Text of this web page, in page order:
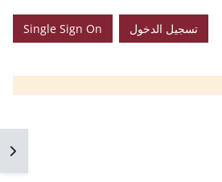
تسجيل الدخول Single Sign On